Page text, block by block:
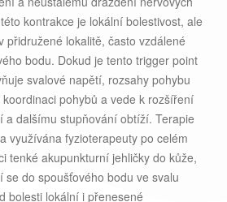
kontrakce je lokální bolestivost, ale
přidružené lokalitě, často vzdálené
bodu. Dokud je tento trigger point
svalové napětí, rozsahy pohybu
pohybů a vede k rozšíření
a dalšímu stupňování obtíží. Terapie
využívána fyzioterapeuty po celém
tenké akupunkturní jehličky do kůže,
do spoušťového bodu ve svalu
bolesti lokální i přenesené